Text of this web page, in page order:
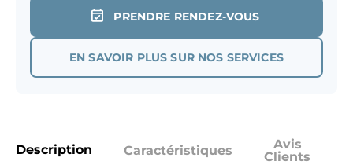
PRENDRE RENDEZ-VOUS
EN SAVOIR PLUS SUR NOS SERVICES
Description Caractéristiques
Avis
Clients